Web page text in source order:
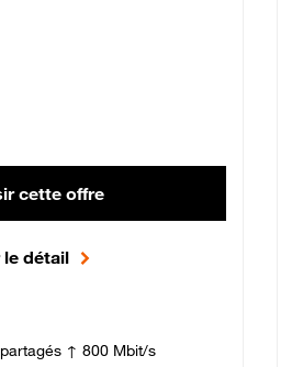
cette offre
le détail
↑ 800 Mbit/s